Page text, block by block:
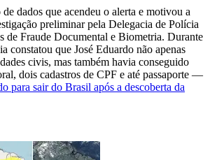
dados que acendeu o alerta e motivou a
preliminar pela Delegacia de Polícia
de Fraude Documental e Biometria. Durante
constatou que José Eduardo não apenas
civis, mas também havia conseguido
dois cadastros de CPF e até passaporte —
para sair do Brasil após a descoberta da